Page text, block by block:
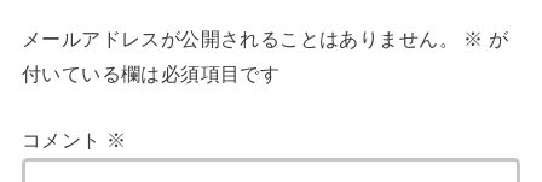
メールアドレスが公開されることはありません。 ※ が
付いている欄は必須項目です
コメント ※